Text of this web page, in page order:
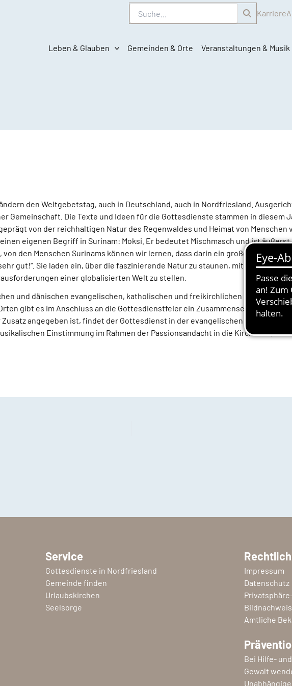
Suche Karriere
Leben & Glauben Gemeinden & Orte Veranstaltungen & Musik
den Weltgebetstag, auch in Deutschland, auch in Nordfriesland.
Gemeinschaft. Die Texte und Ideen für die Gottesdienste stammen in diesem
von der reichhaltigen Natur des Regenwaldes und Heimat von Menschen
eigenen Begriff in Surinam: Moksi. Er bedeutet Mischmasch und ist
den Menschen Surinams können wir lernen, dass darin ein großer Schatz
gut!“. Sie laden ein, über die faszinierende Natur zu staunen, mit den
einer globalisierten Welt zu stellen.
und dänischen evangelischen, katholischen und freikirchlichen Gemeinden
gibt es im Anschluss an die Gottesdienstfeier ein Zusammensein mit
angegeben ist, findet der Gottesdienst in der evangelischen Kirche am
Einstimmung im Rahmen der Passionsandacht in die Kirche ein.
Service
Gottesdienste in Nordfriesland
Gemeinde finden
Urlaubskirchen
Seelsorge
Impressum
Datenschutz
Amtliche
Bei Hilfe-
Gewalt